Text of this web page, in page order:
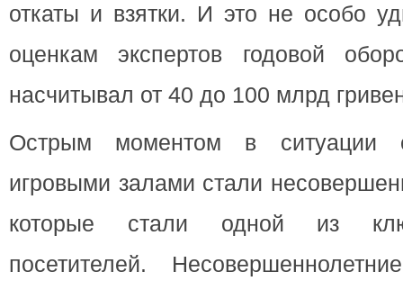
откаты и взятки. И это не особо
оценкам экспертов годовой
насчитывал от 40 до 100 млрд
Острым моментом в ситуации
игровыми залами стали
которые стали одной из
посетителей.